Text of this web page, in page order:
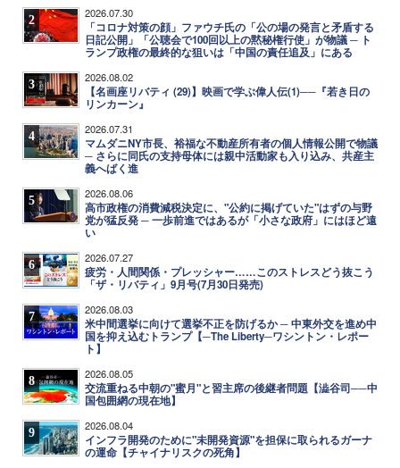
2 2026.07.30
「コロナ対策の顔」ファウチ氏の「公の場の発言と矛盾する
日記公開」「公聴会で100回以上の黙秘権行使」が物議 ─ ト
ランプ政権の最終的な狙いは「中国の責任追及」にある
3 2026.08.02
【名画座リバティ (29)】映画で学ぶ偉人伝(1)──『若き日の
リンカーン』
4 2026.07.31
マムダニNY市長、裕福な不動産所有者の個人情報公開で物議
─ さらに同氏の支持母体には親中活動家も入り込み、共産主
義へばく進
5 2026.08.06
高市政権の消費減税決定に、"公約に掲げていた"はずの与野
党が猛反発 ─ 一歩前進ではあるが「小さな政府」にはほど遠
い
6 2026.07.27
疲労・人間関係・プレッシャー……このストレスどう抜こう
「ザ・リバティ」9月号(7月30日発売)
7 2026.08.03
米中間選挙に向けて選挙不正を防げるか ─ 中東外交を進め中
国を抑え込むトランプ【─The Liberty─ワシントン・レポー
ト】
8 2026.08.05
交流重ねる中朝の"蜜月"と習主席の後継者問題【澁谷司──中
国包囲網の現在地】
9 2026.08.04
インフラ開発のために"未開発資源"を担保に取られるガーナ
の運命【チャイナリスクの死角】